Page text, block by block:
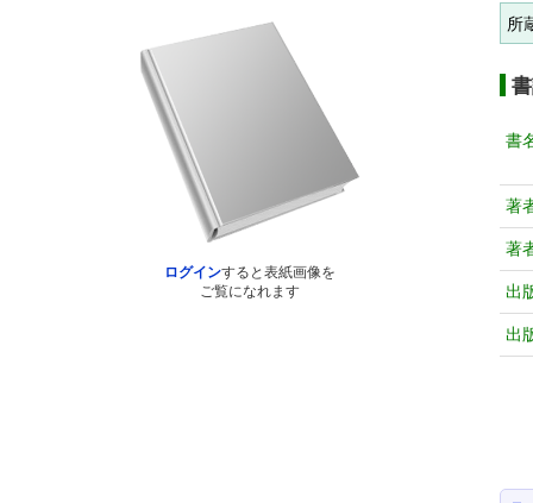
ログインすると表紙画像を
ご覧になれます
所
書
著
著
出
出